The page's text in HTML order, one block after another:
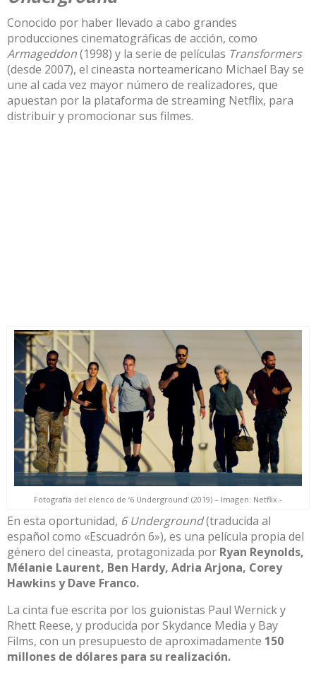
Conocido por haber llevado a cabo grandes
producciones cinematográficas de acción, como
Armageddon(1998) y la serie de películas Transformers
(desde 2007), el cineasta norteamericano Michael Bayse
une al cada vez mayor número de realizadores, que
apuestan por la plataforma de streaming Netflix, para
distribuir y promocionar sus filmes.
Fotografía del elenco de ‘6 Underground’ (2019) – Imagen: Netflix.-
En esta oportunidad, 6 Underground(traducida al
español como «Escuadrón 6»), es una película propia del
género del cineasta, protagonizada por Ryan Reynolds,
Mélanie Laurent, Ben Hardy, Adria Arjona, Corey
Hawkins y Dave Franco.
La cinta fue escrita por los guionistas Paul Wernick y
Rhett Reese, y producida por Skydance Media y Bay
Films, con un presupuesto de aproximadamente 150
millones de dólares para su realización.